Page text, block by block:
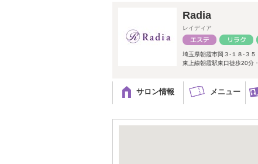
Radia
レイディア
埼玉県朝霞市岡３-１８-３５
東上線朝霞駅東口徒歩20分
サロン情報 メニュー